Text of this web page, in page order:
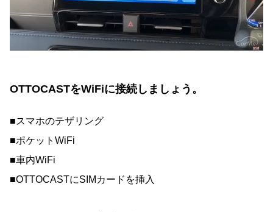
OTTOCASTをWiFiに接続しましょう。
■スマホのテザリング
■ポケットWiFi
■車内WiFi
■OTTOCASTにSIMカードを挿入